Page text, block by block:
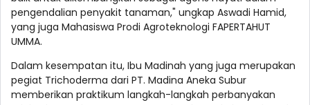
pengendalian penyakit tanaman," ungkap Aswadi Hamid,
yang juga Mahasiswa Prodi Agroteknologi FAPERTAHUT
UMMA.
Dalam kesempatan itu, Ibu Madinah yang juga merupakan
pegiat Trichoderma dari PT. Madina Aneka Subur
memberikan praktikum langkah-langkah perbanyakan